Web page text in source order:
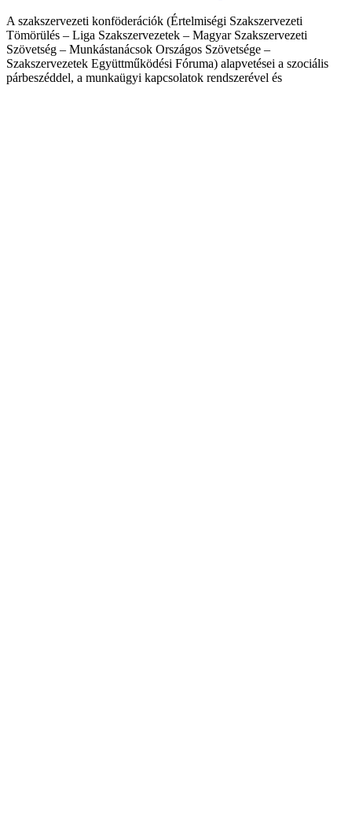
A szakszervezeti konföderációk (Értelmiségi Szakszervezeti
Tömörülés – Liga Szakszervezetek – Magyar Szakszervezeti
Szövetség – Munkástanácsok Országos Szövetsége –
Szakszervezetek Együttműködési Fóruma) alapvetései a szociális
párbeszéddel, a munkaügyi kapcsolatok rendszerével és